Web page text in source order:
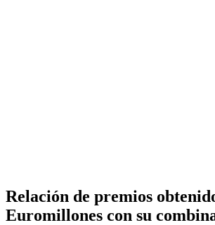
Relación de premios
Euromillones con su